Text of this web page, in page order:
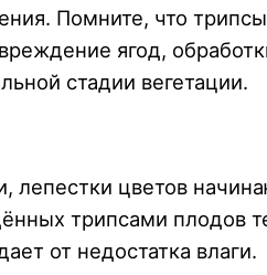
Помните, что
ягод,
стадии вегетации.
лепестки цветов
трипсами плодов
от недостатка влаги.